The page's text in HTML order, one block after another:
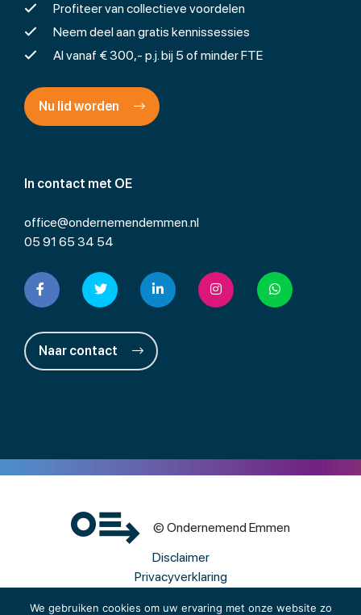
We gebruiken cookies om uw ervaring met onze website zo
In contact met OE
office@ondernemendemmen.nl
05 91 65 34 54
Naar contact
Profiteer van collectieve voordelen
Neem deel aan gratis kennissessies
Al vanaf € 300,- p.j. bij 5 of minder FTE
Nu lid worden
© Ondernemend Emmen
Disclaimer
Privacyverklaring